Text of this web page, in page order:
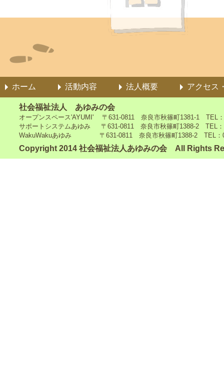
ホーム 活動内容 法人概要 アクセス
社会福祉法人 あゆみの会
オープンスペース'AYUMI' 〒631-0811 奈良市秋篠町1381-1 TEL
サポートシステムあゆみ 〒631-0811 奈良市秋篠町1388-2 TEL：
WakuWakuあゆみ 〒631-0811 奈良市秋篠町1388-2 TEL：
Copyright 2014 社会福祉法人あゆみの会 All Rights